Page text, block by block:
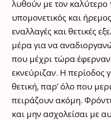
λυθούν με τον καλύτερο
υπομονετικός και
εναλλαγές και θετικές
μέρα για να
που μέχρι τώρα έφερναν
εκνεύριζαν. Η περίοδος
θετική, παρ’ όλο που
πειράζουν ακόμη.
και μην ασχολείσαι με